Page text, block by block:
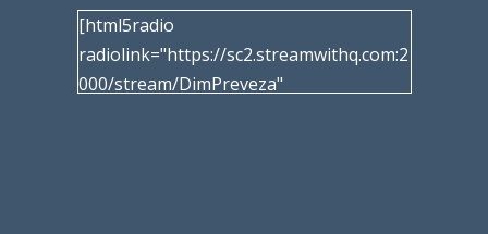
[html5radio
radiolink="https://sc2.streamwithq.com:2
000/stream/DimPreveza"